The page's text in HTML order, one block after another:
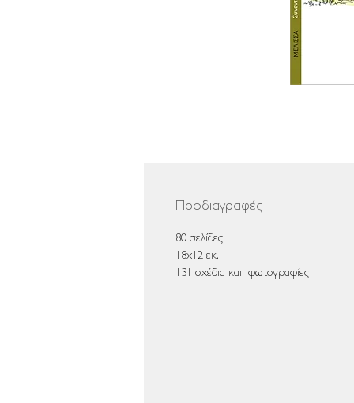
Προδιαγραφές
80 σελίδες
18x12 εκ.
131 σχέδια και φωτογραφίες